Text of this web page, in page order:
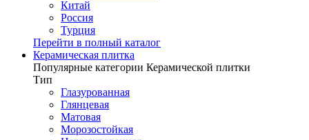
Китай
Россия
Турция
Перейти в полный каталог
Керамическая плитка
Популярные категории Керамической плитки
Тип
Глазурованная
Глянцевая
Матовая
Морозостойкая